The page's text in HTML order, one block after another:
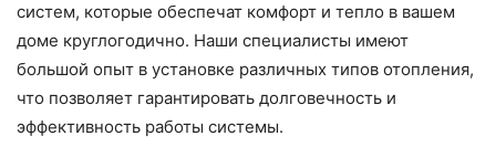
систем, которые обеспечат комфорт и тепло в вашем
доме круглогодично. Наши специалисты имеют
большой опыт в установке различных типов отопления,
что позволяет гарантировать долговечность и
эффективность работы системы.